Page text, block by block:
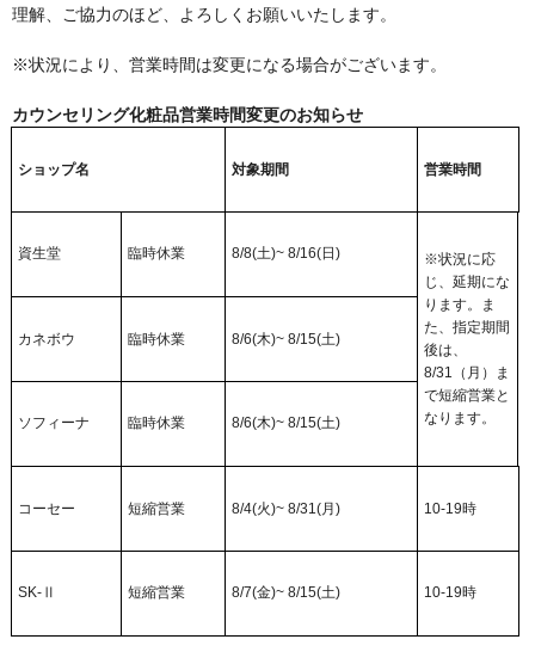
理解、ご協力のほど、よろしくお願いいたします。
※状況により、営業時間は変更になる場合がございます。
カウンセリング化粧品営業時間変更のお知らせ
ショップ名
資生堂 臨時休業
カネボウ 臨時休業
ソフィーナ 臨時休業
コーセー 短縮営業
SK-Ⅱ 短縮営業
対象期間
8/8(土)~ 8/16(日)
8/6(木)~ 8/15(土)
8/6(木)~ 8/15(土)
8/4(火)~ 8/31(月)
8/7(金)~ 8/15(土)
営業時間
※状況に応
じ、延期にな
ります。ま
た、指定期間
後は、
8/31（月）ま
で短縮営業と
なります。
10-19時
10-19時